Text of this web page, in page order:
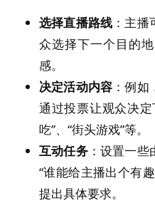
选择直播路线 ：主
众选择下一个目的
感。
决定活动内容 ：例
通过投票让观众决
吃”、“街头游戏”等。
互动任务：设置一些
“谁能给主播出个有
提出具体要求。